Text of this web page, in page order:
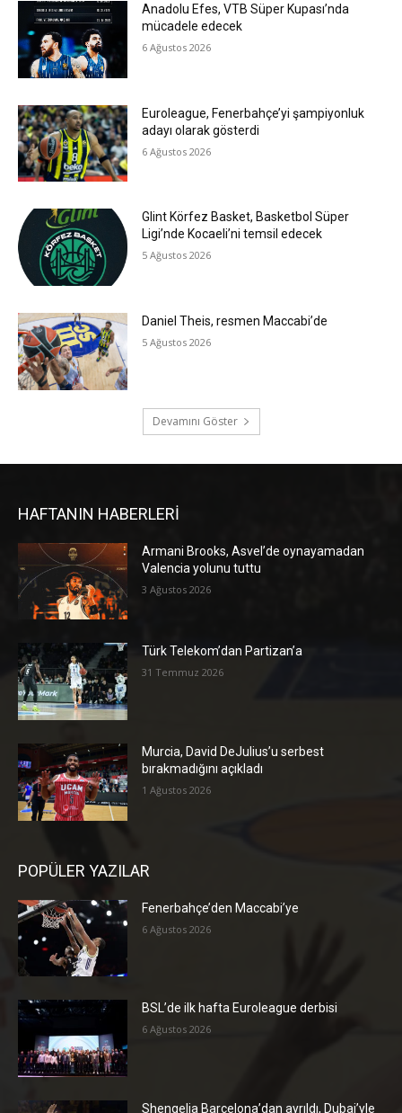
Anadolu Efes, VTB Süper Kupası’nda
mücadele edecek
6 Ağustos 2026
Euroleague, Fenerbahçe’yi şampiyonluk
adayı olarak gösterdi
6 Ağustos 2026
Glint Körfez Basket, Basketbol Süper
Ligi’nde Kocaeli’ni temsil edecek
5 Ağustos 2026
Daniel Theis, resmen Maccabi’de
5 Ağustos 2026
Devamını Göster
HAFTANIN HABERLERİ
Armani Brooks, Asvel’de oynayamadan
Valencia yolunu tuttu
3 Ağustos 2026
Türk Telekom’dan Partizan’a
31 Temmuz 2026
Murcia, David DeJulius’u serbest
bırakmadığını açıkladı
1 Ağustos 2026
POPÜLER YAZILAR
Fenerbahçe’den Maccabi’ye
6 Ağustos 2026
BSL’de ilk hafta Euroleague derbisi
6 Ağustos 2026
Shengelia Barcelona’dan ayrıldı, Dubai’yle